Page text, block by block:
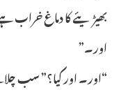
بھیڑیئے کا دماغ خراب
اور۔”
“اور۔ اور کیا؟” سب